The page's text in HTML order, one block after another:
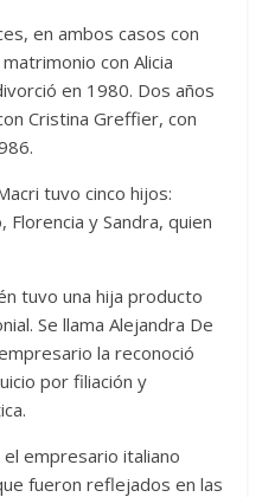
en ambos casos con
con Alicia
en 1980. Dos años
Cristina Greffier, con
tuvo cinco hijos:
Florencia y Sandra, quien
tuvo una hija producto
Se llama Alejandra De
la reconoció
por filiación y
empresario italiano
fueron reflejados en las